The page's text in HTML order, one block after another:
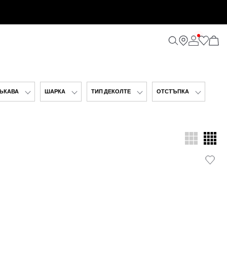
ШАРКА ТИП ДЕКОЛТЕ ОТСТЪПКА